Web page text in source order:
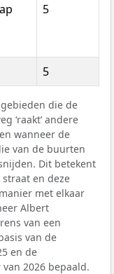
5
5
die de
‘raakt’ andere
wanneer de
van de buurten
Dit betekent
en deze
met elkaar
Albert
van een
van de
en de
2026 bepaald.